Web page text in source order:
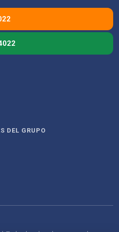
DEL GRUPO